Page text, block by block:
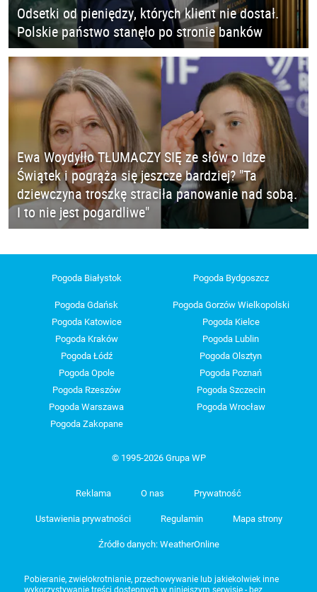
Odsetki od pieniędzy, których klient nie dostał.
Polskie państwo stanęło po stronie banków
Ewa Woydyłło TŁUMACZY SIĘ ze słów o Idze
Świątek i pogrąża się jeszcze bardziej? "Ta
dziewczyna troszkę straciła panowanie nad sobą.
I to nie jest pogardliwe"
Pogoda Białystok Pogoda Bydgoszcz
Pogoda Gdańsk
Pogoda Gorzów Wielkopolski
Pogoda Katowice
Pogoda Kielce
Pogoda Kraków
Pogoda Lublin
Pogoda Łódź
Pogoda Olsztyn
Pogoda Opole
Pogoda Poznań
Pogoda Rzeszów
Pogoda Szczecin
Pogoda Warszawa
Pogoda Wrocław
Pogoda Zakopane
© 1995-2026 Grupa WP
Reklama O nas Prywatność
Ustawienia prywatności Regulamin Mapa strony
Źródło danych: WeatherOnline
Pobieranie, zwielokrotnianie, przechowywanie lub jakiekolwiek inne
wykorzystywanie treści dostępnych w niniejszym serwisie - bez